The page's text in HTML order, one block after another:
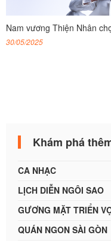
Nam vương Thiện Nhân
30/05/2025
Khám phá
CA NHẠC
LỊCH DIỄN NGÔI SAO
GƯƠNG MẶT TRIỂN
QUÁN NGON SÀI GÒN